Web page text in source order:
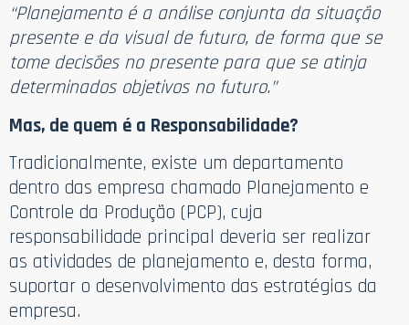
“Planejamento é a análise conjunta da situação
presente e da visual de futuro, de forma que se
tome decisões no presente para que se atinja
determinados objetivos no futuro.”
Mas, de quem é a Responsabilidade?
Tradicionalmente, existe um departamento
dentro das empresa chamado Planejamento e
Controle da Produção (PCP), cuja
responsabilidade principal deveria ser realizar
as atividades de planejamento e, desta forma,
suportar o desenvolvimento das estratégias da
empresa.